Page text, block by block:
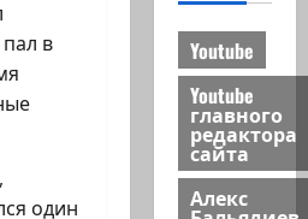
в
,
один
Youtube
Youtube
главного
редактора
сайта
Алекс